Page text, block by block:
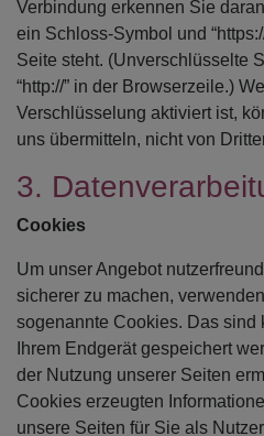
Verbindung erkennen Sie
ein Schloss-Symbol und
Seite steht. (Unverschlüsselte
“http://” in der Browserzeile.)
Verschlüsselung aktiviert ist,
uns übermitteln, nicht von
3.
Cookies
Um unser Angebot
sicherer zu machen,
sogenannte Cookies. Das sind
Ihrem Endgerät gespeichert
der Nutzung unserer Seiten
Cookies erzeugten
unsere Seiten für Sie als